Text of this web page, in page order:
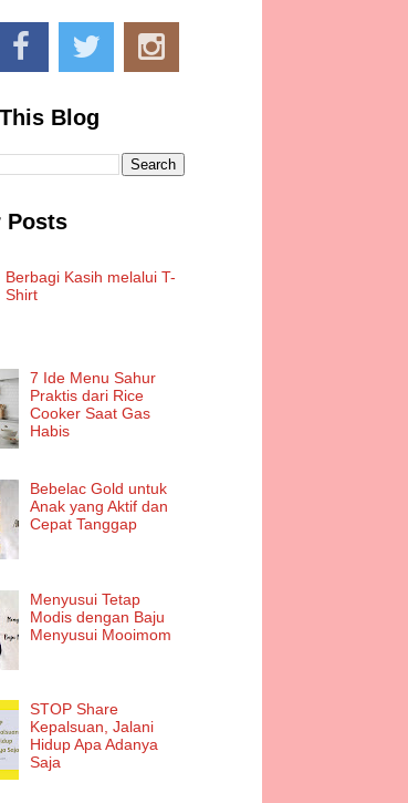
Blog
Posts
Berbagi Kasih melalui T-
Shirt
7 Ide Menu Sahur
Praktis dari Rice
Cooker Saat Gas
Habis
Bebelac Gold untuk
Anak yang Aktif dan
Cepat Tanggap
Menyusui Tetap
Modis dengan Baju
Menyusui Mooimom
STOP Share
Kepalsuan, Jalani
Hidup Apa Adanya
Saja